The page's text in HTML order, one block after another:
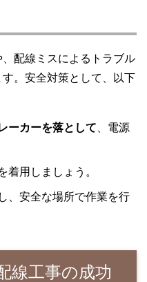
配線ミスによるトラブル
。安全対策として、以下
ーカーを落として 、電源
着用しましょう。
し、安全な場所で作業を行
線工事の成功